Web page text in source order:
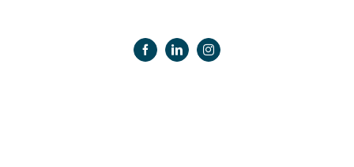
FacebookLinkedInInstagram